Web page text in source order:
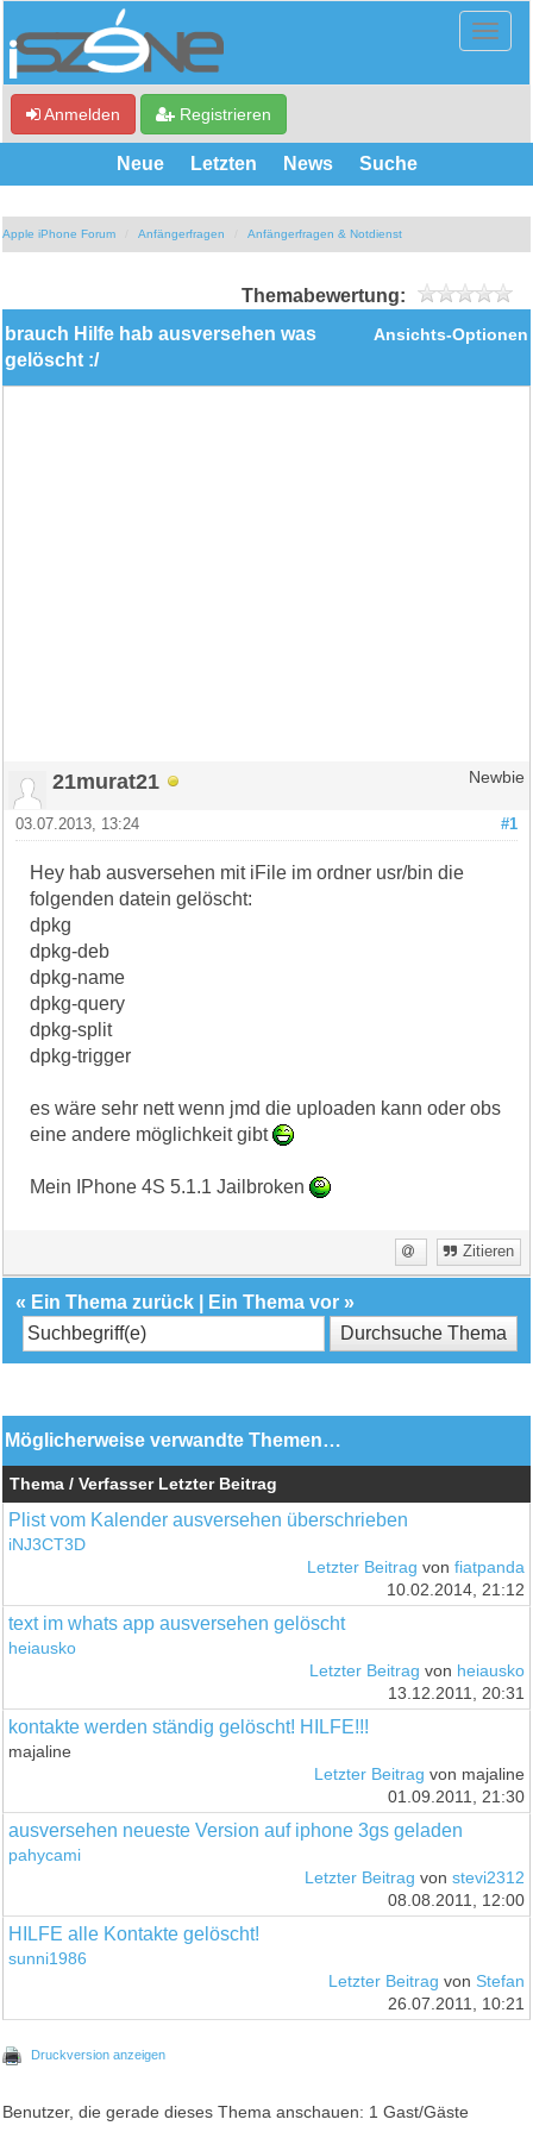
Anmelden Registrieren
Neue Letzten News Suche
Apple iPhone Forum Anfängerfragen Anfängerfragen & Notdienst
Themabewertung:
Ansichts-Optionen
brauch Hilfe hab ausversehen was
gelöscht :/
21murat21 Newbie
#1
03.07.2013, 13:24
Hey hab ausversehen mit iFile im ordner usr/bin die
folgenden datein gelöscht:
dpkg
dpkg-deb
dpkg-name
dpkg-query
dpkg-split
dpkg-trigger
es wäre sehr nett wenn jmd die uploaden kann oder obs
eine andere möglichkeit gibt
Mein IPhone 4S 5.1.1 Jailbroken
Zitieren
« Ein Thema zurück Ein Thema vor »
Möglicherweise verwandte Themen…
Thema / Verfasser Letzter Beitrag
Plist vom Kalender ausversehen überschrieben
iNJ3CT3D
Letzter Beitrag von fiatpanda
10.02.2014, 21:12
text im whats app ausversehen gelöscht
heiausko
Letzter Beitrag von heiausko
13.12.2011, 20:31
kontakte werden ständig gelöscht! HILFE!!!
majaline
Letzter Beitrag von majaline
01.09.2011, 21:30
ausversehen neueste Version auf iphone 3gs geladen
pahycami
Letzter Beitrag von stevi2312
08.08.2011, 12:00
HILFE alle Kontakte gelöscht!
sunni1986
Letzter Beitrag von Stefan
26.07.2011, 10:21
Druckversion anzeigen
Benutzer, die gerade dieses Thema anschauen: 1 Gast/Gäste